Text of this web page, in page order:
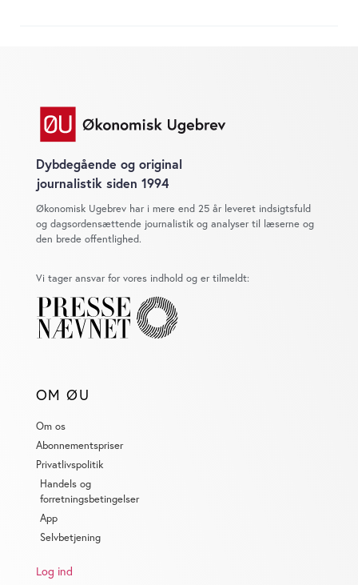
Dybdegående og original
journalistik siden 1994
Økonomisk Ugebrev har i mere end 25 år leveret indsigtsfuld
og dagsordensættende journalistik og analyser til læserne og
den brede offentlighed.
Vi tager ansvar for vores indhold og er tilmeldt:
OM ØU
Om os
Abonnementspriser
Privatlivspolitik
Handels og
forretningsbetingelser
App
Selvbetjening
Log ind